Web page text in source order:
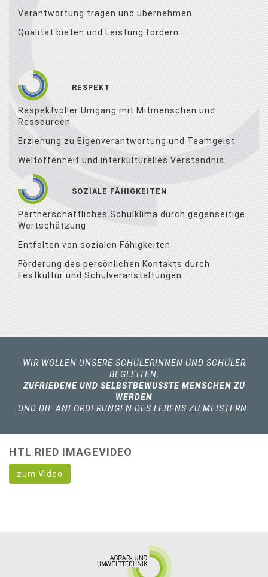
Verantwortung tragen und übernehmen
Qualität bieten und Leistung fordern
RESPEKT
Respektvoller Umgang mit Mitmenschen und
Ressourcen
Erziehung zu Eigenverantwortung und Teamgeist
Weltoffenheit und interkulturelles Verständnis
SOZIALE FÄHIGKEITEN
Partnerschaftliches Schulklima durch gegenseitige
Wertschätzung
Entfalten von sozialen Fähigkeiten
Förderung des persönlichen Kontakts durch
Festkultur und Schulveranstaltungen
WIR WOLLEN UNSERE SCHÜLERINNEN UND SCHÜLER
BEGLEITEN,
ZUFRIEDENE UND SELBSTBEWUSSTE MENSCHEN ZU
WERDEN
UND DIE ANFORDERUNGEN DES LEBENS ZU MEISTERN.
HTL RIED IMAGEVIDEO
zum Video